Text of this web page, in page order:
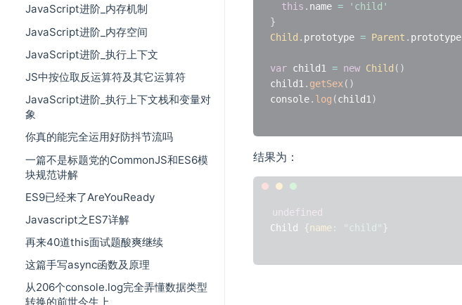
JavaScript进阶_内存机制
JavaScript进阶_内存空间
JavaScript进阶_执行上下文
JS中按位取反运算符及其它运算符
JavaScript进阶_执行上下文栈和变量对
象
你真的能完全运用好防抖节流吗
一篇不是标题党的CommonJS和ES6模
块规范讲解
ES9已经来了AreYouReady
Javascript之ES7详解
再来40道this面试题酸爽继续
这篇手写async函数及原理
从206个console.log完全弄懂数据类型
转换的前世今生上
this . name =
'child'
}
Child . prototype = Parent . prototype
var child1 = new Child ( )
child1. getSex( )
console. log (child1)
结果为：
undefined
Child
{name : "child" }